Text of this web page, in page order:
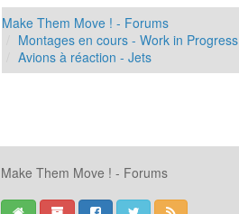
Make Them Move ! - Forums
Montages en cours - Work in Progress
Avions à réaction - Jets
Make Them Move ! - Forums